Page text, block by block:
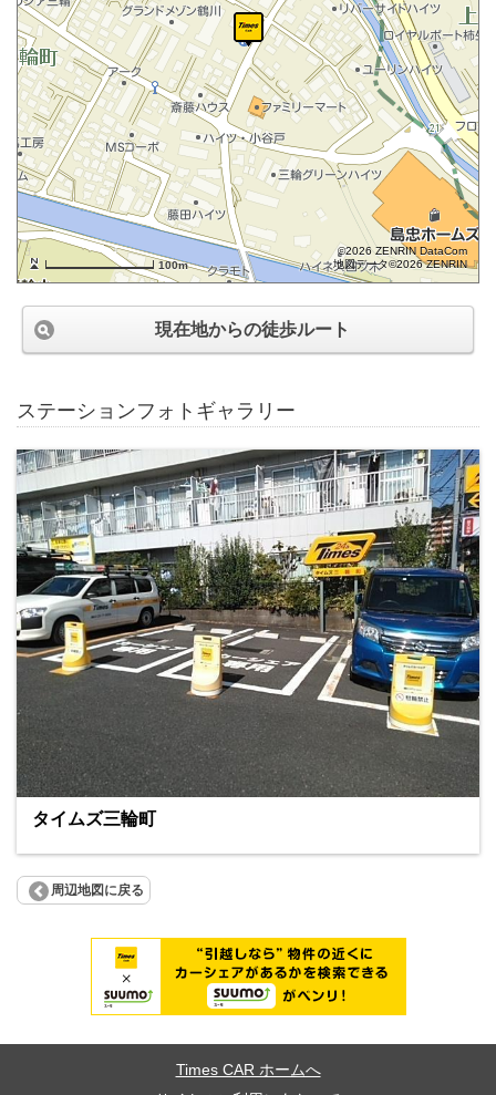
100m
©2026 ZENRIN DataCom
地図データ©2026 ZENRIN
現在地からの徒歩ルート
ステーションフォトギャラリー
タイムズ三輪町
周辺地図に戻る
Times CAR ホームへ